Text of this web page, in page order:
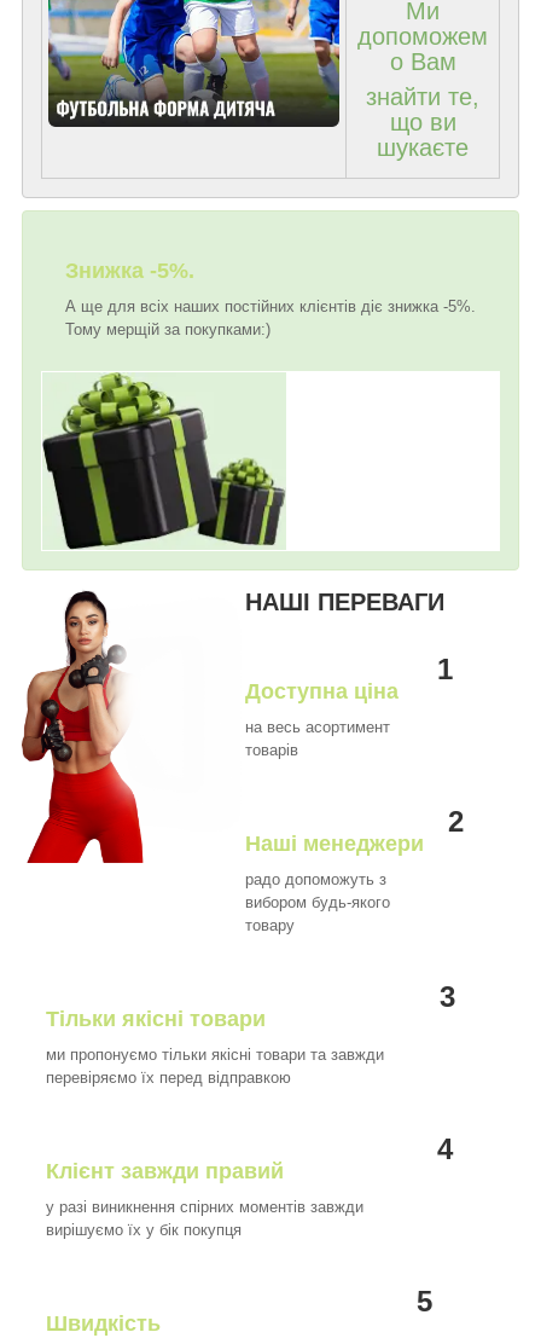
Ми
допоможем
о Вам
знайти те,
що ви
шукаєте
Знижка -5%.
А ще для всіх наших постійних клієнтів діє знижка -5%.
Тому мерщій за покупками:)
НАШІ ПЕРЕВАГИ
1
Доступна ціна
на весь асортимент
товарів
2
Наші менеджери
радо допоможуть з
вибором будь-якого
товару
3
Тільки якісні товари
ми пропонуємо тільки якісні товари та завжди
перевіряємо їх перед відправкою
4
Клієнт завжди правий
у разі виникнення спірних моментів завжди
вирішуємо їх у бік покупця
5
Швидкість